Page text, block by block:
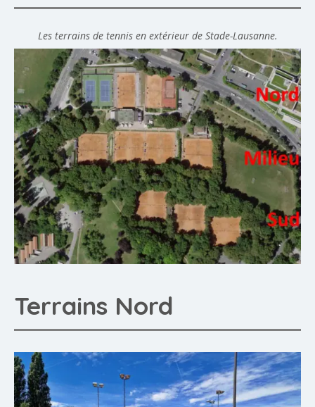
Les terrains de tennis en extérieur de Stade-Lausanne.
Terrains Nord